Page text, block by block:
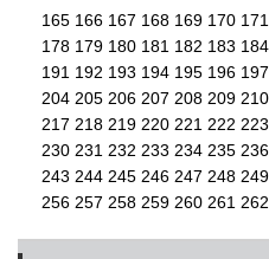
165 166 167 168 169 170 171
178 179 180 181 182 183 184
191 192 193 194 195 196 197
204 205 206 207 208 209 210
217 218 219 220 221 222 223
230 231 232 233 234 235 236
243 244 245 246 247 248 249
256 257 258 259 260 261 262